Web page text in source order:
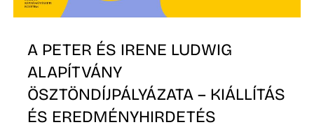
A PETER ÉS IRENE LUDWIG
ALAPÍTVÁNY
ÖSZTÖNDÍJPÁLYÁZATA – KIÁLLÍTÁS
ÉS EREDMÉNYHIRDETÉS